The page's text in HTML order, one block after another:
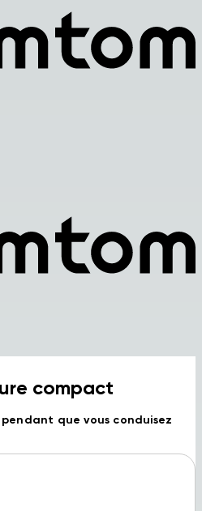
compact
que vous conduisez